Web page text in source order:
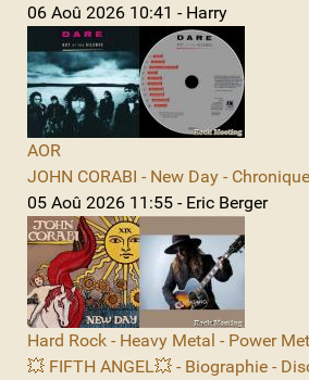
06 Aoû 2026 10:41 - Harry
AOR
JOHN CORABI - New Day - Chronique
05 Aoû 2026 11:55 - Eric Berger
Hard Rock - Heavy Metal - Power
💥 FIFTH ANGEL💥 - Biographie -